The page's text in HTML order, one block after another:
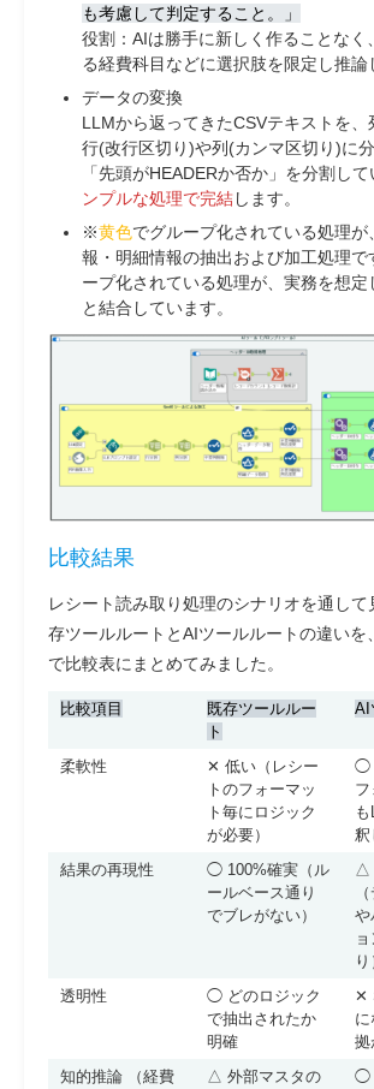
も考慮して判定すること。」
役割： AIは勝手に新しく作ることなく
る経費科目などに選択肢を限定し推論
データの変換
LLMから返ってきたCSVテキストを、
行(改行区切り)や列(カンマ区切り)に分
「先頭がHEADERか否か」を分割して
ンプルな処理で完結します。
※黄色でグループ化されている処理が
報・明細情報の抽出および加工処理で
ープ化されている処理が、実務を想定
と結合しています。
比較結果
レシート読み取り処理のシナリオを通し
存ツールルートとAIツールルートの違いを
で比較表にまとめてみました。
比較項目
既存ツールルー
ト
AI
柔軟性 ✕ 低い（レシー
トのフォーマッ
ト毎にロジック
が必要）
◯
釈
結果の再現性
◯ 100%確実（ル
ールベース通り
でブレがない）
△
や
り
透明性
◯ どのロジック
で抽出されたか
明確
✕
拠
知的推論 （経費
△ 外部マスタの
◯